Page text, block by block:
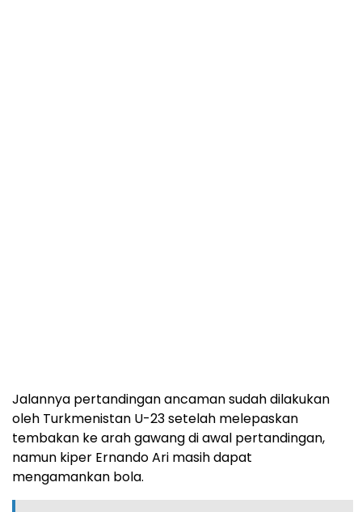
Jalannya pertandingan ancaman sudah dilakukan
oleh Turkmenistan U-23 setelah melepaskan
tembakan ke arah gawang di awal pertandingan,
namun kiper Ernando Ari masih dapat
mengamankan bola.